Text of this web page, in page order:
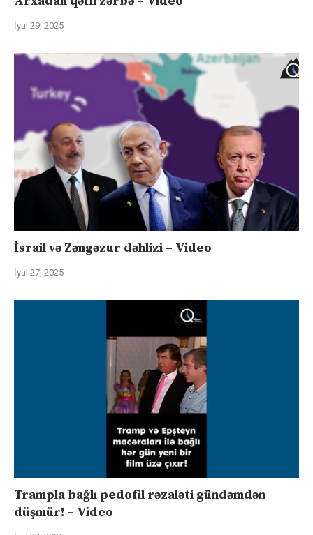
İyul 29, 2025
İsrail və Zəngəzur dəhlizi – Video
İyul 27, 2025
Trampla bağlı pedofil rəzaləti gündəmdən
düşmür! – Video